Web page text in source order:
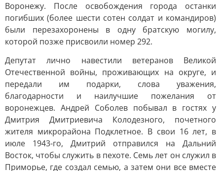
Воронежу. После освобождения города останки
погибших (более шести сотен солдат и командиров)
были перезахоронены в одну братскую могилу,
которой позже присвоили номер 292.
Депутат лично навестили ветеранов Великой
Отечественной войны, проживающих на округе, и
передали им подарки, слова уважения,
благодарности и наилучшие пожелания от
воронежцев. Андрей Соболев побывал в гостях у
Дмитрия Дмитриевича Колодезного, почетного
жителя микрорайона Подклетное. В свои 16 лет, в
июле 1943-го, Дмитрий отправился на Дальний
Восток, чтобы служить в пехоте. Семь лет он служил в
Приморье, где создал семью, а затем они все вместе